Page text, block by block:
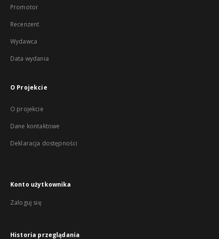
Promotor
Recenzent
Wydawca
Data wydania
O Projekcie
O projekcie
Dane kontaktowe
Deklaracja dostępności
Konto użytkownika
Zaloguj się
Historia przeglądania